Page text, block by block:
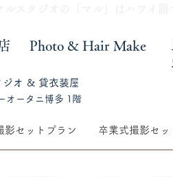
店 ​Photo & Hair Make
ジオ & 貸衣装屋
オータニ博多 1階
影セットプラン 卒業式撮影セッ